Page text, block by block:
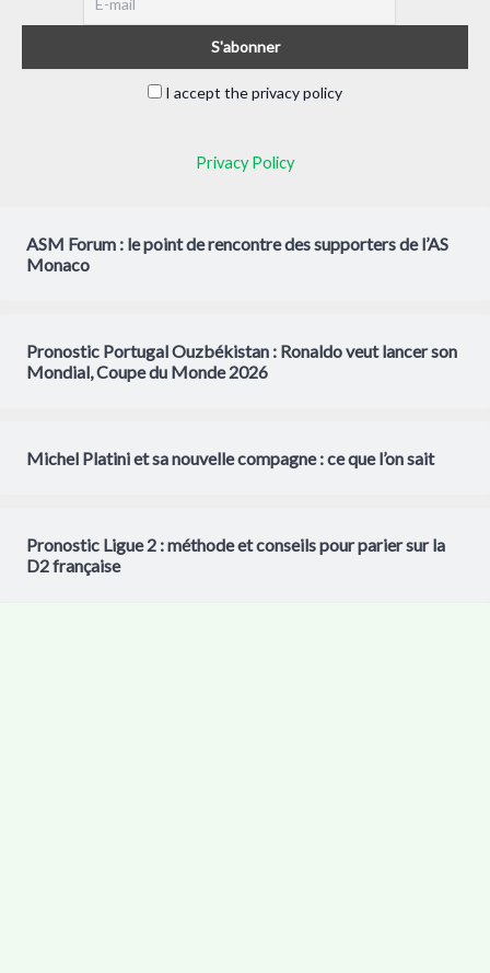
I accept the privacy policy
Privacy Policy
ASM Forum : le point de rencontre des supporters de l’AS
Monaco
Pronostic Portugal Ouzbékistan : Ronaldo veut lancer son
Mondial, Coupe du Monde 2026
Michel Platini et sa nouvelle compagne : ce que l’on sait
Pronostic Ligue 2 : méthode et conseils pour parier sur la
D2 française